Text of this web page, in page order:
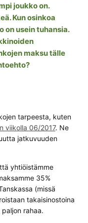
joukko on.
Kun osinkoa
on usein tuhansia.
maksu tälle
tarpeesta, kuten
viikolla 06/2017. Ne
jatkuvuuden
yhtiöistämme
35%
(missä
takaisinostoina
rahaa.